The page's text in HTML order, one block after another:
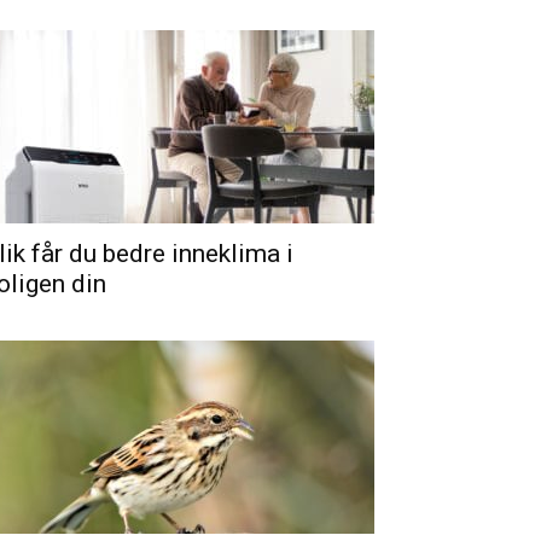
får du bedre inneklima i
din